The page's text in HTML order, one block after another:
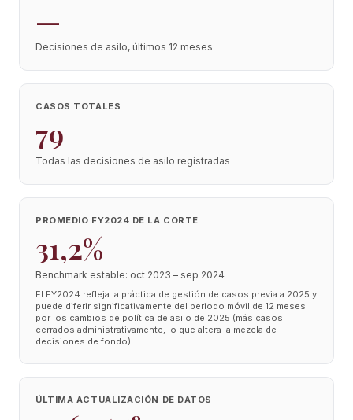
—
Decisiones de asilo, últimos 12 meses
CASOS TOTALES
79
Todas las decisiones de asilo registradas
PROMEDIO FY2024 DE LA CORTE
31,2%
Benchmark estable: oct 2023 – sep 2024
El FY2024 refleja la práctica de gestión de casos previa a 2025 y
puede diferir significativamente del periodo móvil de 12 meses
por los cambios de política de asilo de 2025 (más casos
cerrados administrativamente, lo que altera la mezcla de
decisiones de fondo).
ÚLTIMA ACTUALIZACIÓN DE DATOS